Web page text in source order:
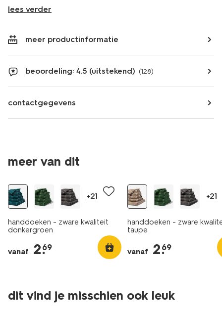
lees verder
meer productinformatie
beoordeling: 4.5 (uitstekend) (128)
contactgegevens
meer van dit
+21
handdoeken - zware kwaliteit
donkergroen
vanaf 2.
69
+21
handdoeken - zware
taupe
vanaf 2.
69
dit vind je misschien ook leuk
laag geprijsd nieuw